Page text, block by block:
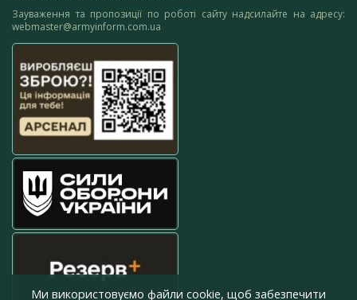
Зауваження та пропозиції по роботі сайту надсилайте на адресу:
webmaster@armyinform.com.ua
Ми використовуємо файли cookie, щоб забезпечити